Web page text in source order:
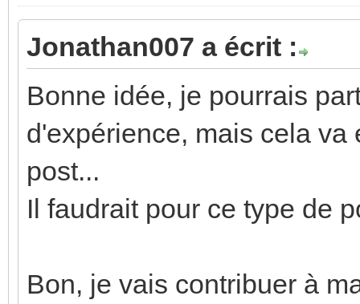
Jonathan007 a écrit :
Bonne idée, je pourrais
d'expérience, mais cela
post...
Il faudrait pour ce type de
Bon, je vais contribuer à